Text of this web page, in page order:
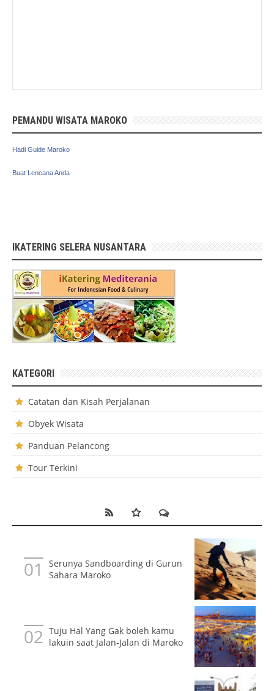
PEMANDU WISATA MAROKO
Hadi Guide Maroko
Buat Lencana Anda
IKATERING SELERA NUSANTARA
KATEGORI
Catatan dan Kisah Perjalanan
Obyek Wisata
Panduan Pelancong
Tour Terkini
Serunya Sandboarding di Gurun
Sahara Maroko
Tuju Hal Yang Gak boleh kamu
lakuin saat Jalan-Jalan di Maroko